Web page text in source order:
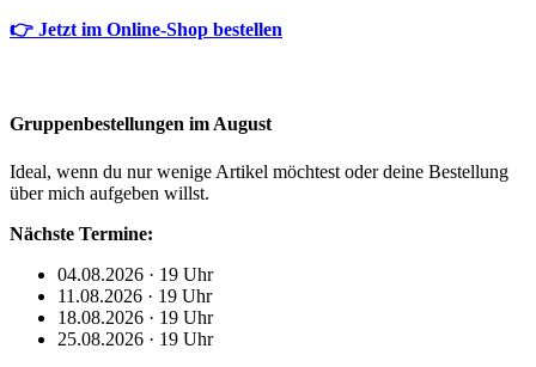
👉 Jetzt im Online-Shop bestellen
Gruppenbestellungen im August
Ideal, wenn du nur wenige Artikel möchtest oder deine Bestellung
über mich aufgeben willst.
Nächste Termine:
04.08.2026 · 19 Uhr
11.08.2026 · 19 Uhr
18.08.2026 · 19 Uhr
25.08.2026 · 19 Uhr